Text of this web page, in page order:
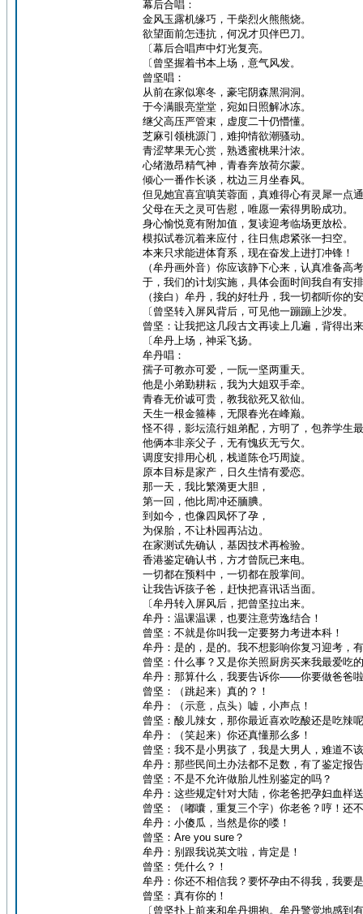
幕后合唱：
金风玉露机缘巧，干柴烈火熊熊烧。
欲望面前怎违抗，何况才贝伴巴刀。
〔幕后合唱声中灯光复亮。
〔曾坚握着书本上场，意气风发。
曾坚唱：
从前在家似寒冬，豪宅阴森黑洞洞。
于今满眼亮堂堂，宛如日照解冰冻。
继父高压严管束，虚度二十仍懵懂。
芝麻引领桃源门，难抑情欲潮骚动。
青涩苹果无心赏，熟透蜜桃果汁浓。
心绪激昂精气神，青春奔放荷尔蒙。
倾心一番作长谈，枕边三月坐春风。
但见她宜喜宜嗔芙蓉面，真难得心有灵犀一点
父母在天之灵可告慰，唯愿一索得男盼成功。
身心愉悦竟有附加值，复读迎考临场更放松。
模拟试卷沉着来应付，往日焦虑紧张一扫空。
本来只求能进体育系，现在奋发上进打冲锋！
（牟丹画外音）你应该静下心来，认真准备
于，我们的计划实施，具体会面时间我自有
（接白）牟丹，我的好牡丹，我一切都听你的
〔曾坚转入屏风背后，可见他一蹦蹦上沙发。
曾坚：让我把这几段古文再读上几遍，背得出
〔牟丹上场，神采飞扬。
牟丹唱：
孺子可教亦可爱，一阮一坚两重天。
他是小弟勤耕耘，我为大姐双手牵。
青春无价诚可贵，教我欲死又欲仙。
天生一根金箍棒，无限春光在峰巅。
怪不得，影坛流行姐弟配，方明了，包养学生
他俩本非亲父子，无有愧疚无亏欠。
调度安排用心机，栈道陈仓巧周旋。
原本目标是家产，日久生情有爱恋。
那一天，我比繁漪更大胆，
第一回，他比周冲还腼腆。
到如今，也像四凤怀了孕，
为保胎，不让朴园再沾边。
在家测试先确认，基因技术再检验。
香港鉴定确认书，方才曾阮已来电。
一切都在预料中，一切都在股掌间。
让我告诉孩子爸，赶快把喜讯话当面。
〔牟丹转入屏风后，把曾坚拉出来。
牟丹：温课温课，也要注意劳逸结合！
曾坚：不就是你叫我一定要努力考进本科！
牟丹：是的，是的。我不想影响你复习迎考
曾坚：什么事？又是你关照厨房买来我最爱吃
牟丹：那算什么，我要告诉你——你要做爸爸
曾坚：（跳起来）真的？！
牟丹：（示意，点头）嘘，小声点！
曾坚：酸儿辣女，那你最近喜欢吃酸还是吃辣
牟丹：（笑起来）你还真懂那么多！
曾坚：我不是小男孩了，我是大男人，难道不
牟丹：那些民间土办法都不足数，有了鉴定报
曾坚：不是不允许做胎儿性别鉴定的吗？
牟丹：这些规定针对大陆，你老爸把孕妇血样
曾坚：（嘟囔，重复三个字）你老爸？哼！还
牟丹：小傻瓜，当然是你的喽！
曾坚：Are you sure？
牟丹：别跟我说英文啦，肯定是！
曾坚：凭什么？！
牟丹：你还不相信我？要怀孕由不得我，我要
曾坚：真有你的！
〔曾坚扑上前来和牟丹拥抱。牟丹警觉地感到